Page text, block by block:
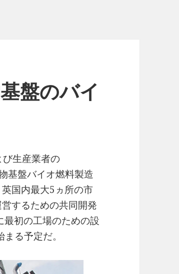
盤のバイ
生産業者の
基盤バイオ燃料製造
国内最大5ヵ所の市
するための共同開発
初の工場のための設
る予定だ。